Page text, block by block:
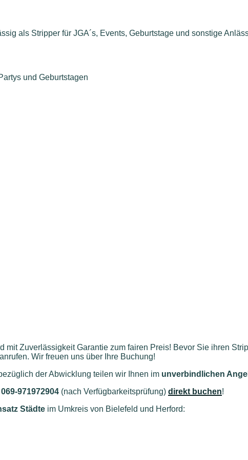
als Stripper für JGA´s, Events, Geburtstage und sonstige
und Geburtstagen
mit Zuverlässigkeit Garantie zum fairen Preis! Bevor Sie ihren
anrufen. Wir freuen uns über Ihre Buchung!
der Abwicklung teilen wir Ihnen im unverbindlichen
069-971972904 (nach Verfügbarkeitsprüfung) direkt buchen!
Städte im Umkreis von Bielefeld und Herford: